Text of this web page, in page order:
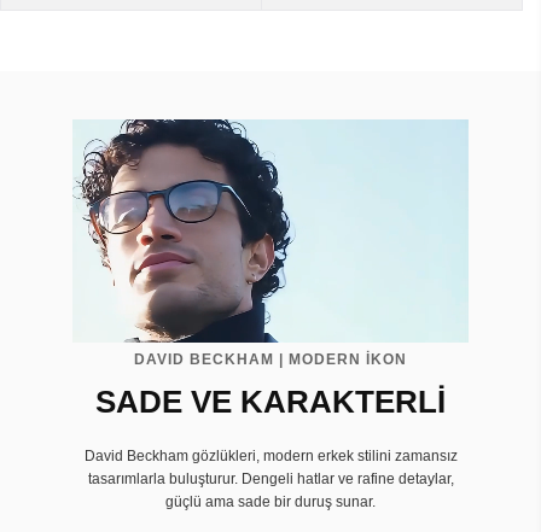
DAVID BECKHAM | MODERN İKON
SADE VE KARAKTERLİ
David Beckham gözlükleri, modern erkek stilini zamansız
tasarımlarla buluşturur. Dengeli hatlar ve rafine detaylar,
güçlü ama sade bir duruş sunar.